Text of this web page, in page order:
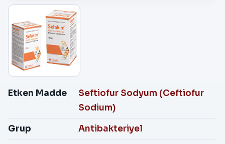
Etken Madde
Seftiofur Sodyum (Ceftiofur
Sodium)
Grup
Antibakteriyel